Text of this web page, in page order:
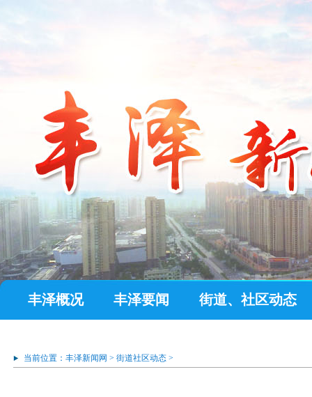
丰泽概况 丰泽要闻 街道、社区动态
当前位置： 丰泽新闻网 > 街道社区动态 >